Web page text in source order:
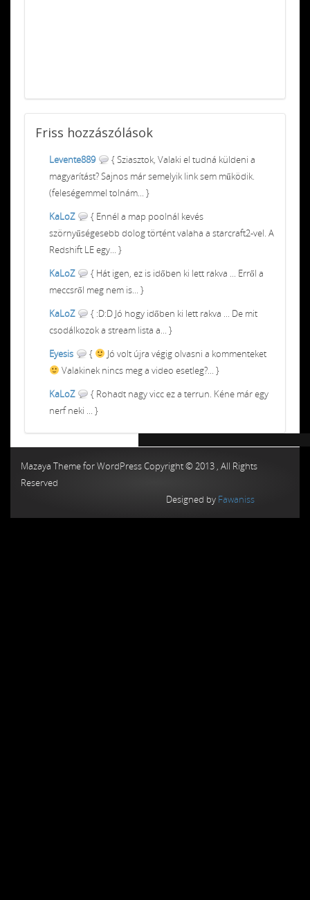
Friss hozzászólások
Levente889
{ Sziasztok, Valaki el tudná küldeni a
magyarítást? Sajnos már semelyik link sem működik.
(feleségemmel tolnám... }
KaLoZ
{ Ennél a map poolnál kevés
szörnyűségesebb dolog történt valaha a starcraft2-vel. A
Redshift LE egy... }
KaLoZ
{ Hát igen, ez is időben ki lett rakva ... Erről a
meccsről meg nem is... }
KaLoZ
{ :D:D Jó hogy időben ki lett rakva ... De mit
csodálkozok a stream lista a... }
Eyesis
{
Jó volt újra végig olvasni a kommenteket
Valakinek nincs meg a video esetleg?... }
KaLoZ
{ Rohadt nagy vicc ez a terrun. Kéne már egy
nerf neki ... }
Mazaya Theme for WordPress Copyright © 2013 , All Rights
Reserved
Designed by Fawaniss